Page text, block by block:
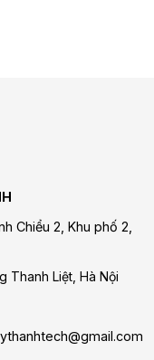
Chiểu 2, Khu phố 2,
Thanh Liệt, Hà Nội